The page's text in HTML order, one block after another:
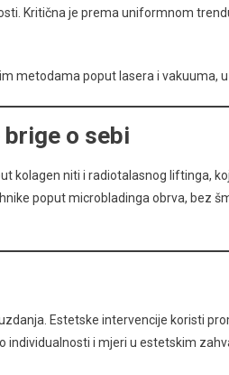
Kritična je prema uniformnom
metodama poput lasera i vakuuma,
o sebi
kolagen niti i radiotalasnog liftinga,
poput microbladinga obrva, bez
Estetske intervencije koristi
individualnosti i mjeri u estetskim